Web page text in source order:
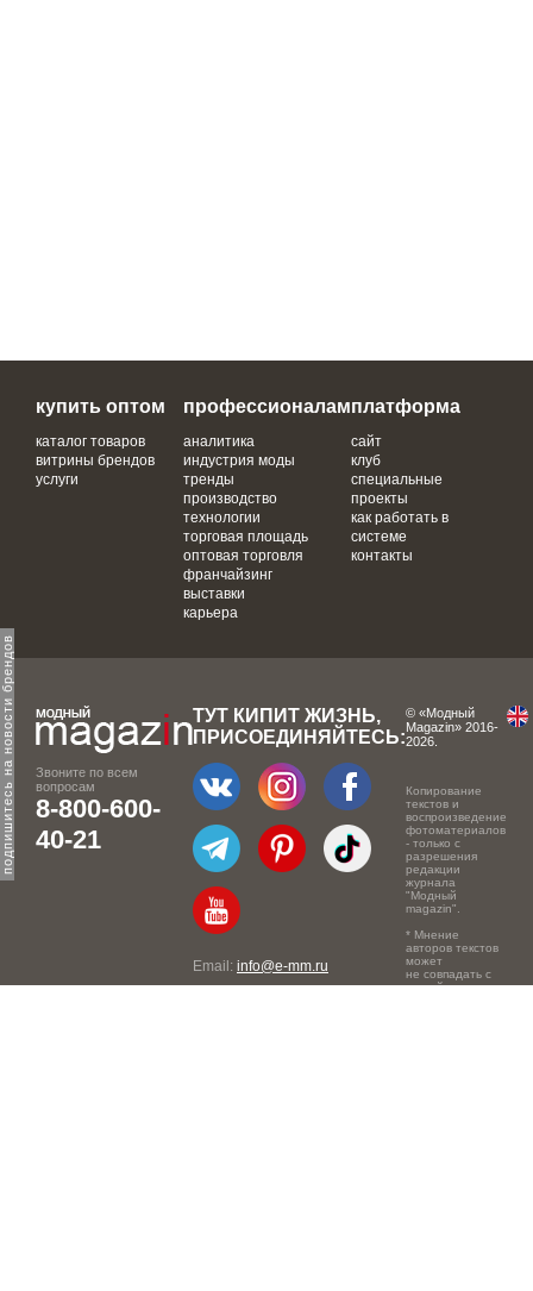
подпишитесь на новости брендов
купить оптом
каталог товаров
витрины брендов
услуги
профессионалам
аналитика
индустрия моды
тренды
производство
технологии
торговая площадь
оптовая торговля
франчайзинг
выставки
карьера
платформа
сайт
клуб
специальные
проекты
как работать в
системе
контакты
Звоните по всем
вопросам
8-800-600-
40-21
ТУТ КИПИТ ЖИЗНЬ,
ПРИСОЕДИНЯЙТЕСЬ:
Email: info@e-mm.ru
© «Модный
Magazin» 2016-
2026.
Копирование
текстов и
воспроизведение
фотоматериалов
- только с
разрешения
редакции
журнала
"Модный
magazin".
* Мнение
авторов текстов
может
не совпадать с
точкой зрения